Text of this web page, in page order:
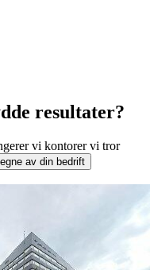
resultater?
vi kontorer vi tror
av din bedrift